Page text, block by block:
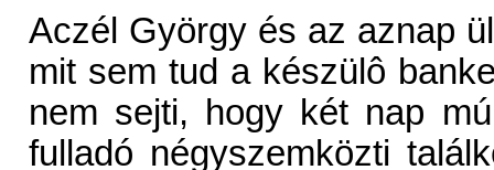
Aczél György és az aznap
mit sem tud a készülô
nem sejti, hogy két nap
fulladó négyszemközti